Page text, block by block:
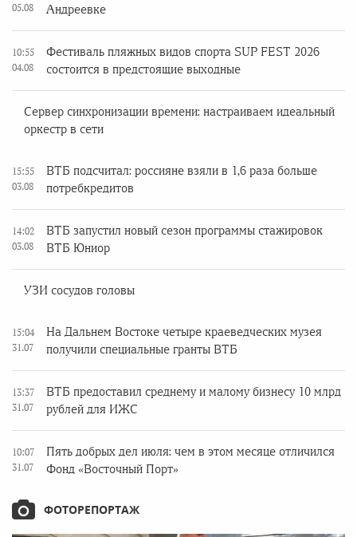
05.08
Андреевке
10:55
04.08
Фестиваль пляжных видов спорта SUP FEST 2026
состоится в предстоящие выходные
Сервер синхронизации времени: настраиваем идеальный
оркестр в сети
15:55
03.08
ВТБ подсчитал: россияне взяли в 1,6 раза больше
потребкредитов
14:02
03.08
ВТБ запустил новый сезон программы стажировок
ВТБ Юниор
УЗИ сосудов головы
15:04
31.07
На Дальнем Востоке четыре краеведческих музея
получили специальные гранты ВТБ
13:37
31.07
ВТБ предоставил среднему и малому бизнесу 10 млрд
рублей для ИЖС
10:07
31.07
Пять добрых дел июля: чем в этом месяце отличился
Фонд «Восточный Порт»
ФОТОРЕПОРТАЖ